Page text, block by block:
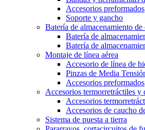
Accesorios preformados
Soporte y gancho
Batería de almacenamiento de
Batería de
Batería de
Montaje de línea aérea
Accesorio de línea de
Pinzas de Media
Accesorios preformados
Accesorios termorretráctiles y
Accesorios
Accesorios de caucho
Sistema de puesta a tierra